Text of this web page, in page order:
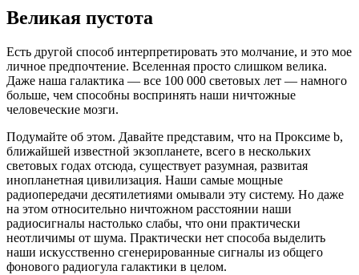
Великая пустота
Есть другой способ интерпретировать это молчание, и это мое
личное предпочтение. Вселенная просто слишком велика.
Даже наша галактика — все 100 000 световых лет — намного
больше, чем способны воспринять наши ничтожные
человеческие мозги.
Подумайте об этом. Давайте представим, что на Проксиме b,
ближайшей известной экзопланете, всего в нескольких
световых годах отсюда, существует разумная, развитая
инопланетная цивилизация. Наши самые мощные
радиопередачи десятилетиями омывали эту систему. Но даже
на этом относительно ничтожном расстоянии наши
радиосигналы настолько слабы, что они практически
неотличимы от шума. Практически нет способа выделить
наши искусственно сгенерированные сигналы из общего
фонового радиогула галактики в целом.